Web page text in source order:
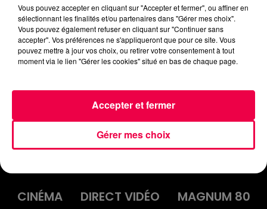
podcasts/2023/03/20230302-ANNIVERSAIRES.mp3
INFOS
EMISSIONS
CINÉMA
DIRECT VIDÉO
MAGNUM 80
Vous pouvez accepter en cliquant sur "Accepter et fermer", ou affiner en
sélectionnant les finalités et/ou partenaires dans "Gérer mes choix".
Vous pouvez également refuser en cliquant sur "Continuer sans
accepter". Vos préférences ne s'appliqueront que pour ce site. Vous
pouvez mettre à jour vos choix, ou retirer votre consentement à tout
moment via le lien "Gérer les cookies" situé en bas de chaque page.
Gérer mes choix
Accepter et fermer